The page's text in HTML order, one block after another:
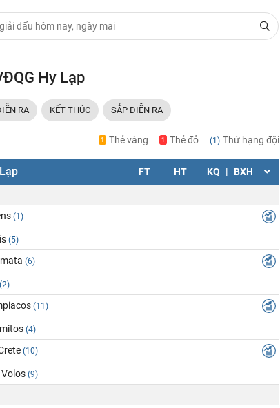
Hy Lạp
RA KẾT THÚC SẮP DIỄN RA
1 Thẻ vàng 1 Thẻ đỏ (1) Thứ hạng đội
FT HT KQ | BXH
(1)
(5)
(6)
(2)
(11)
(4)
(10)
Volos (9)